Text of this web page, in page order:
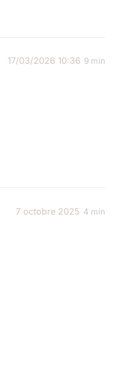
17/03/2026 10:36 9 min
7 octobre 2025 4 min